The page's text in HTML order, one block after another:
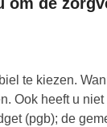
om de
te kiezen.
Ook heeft u
(pgb); de